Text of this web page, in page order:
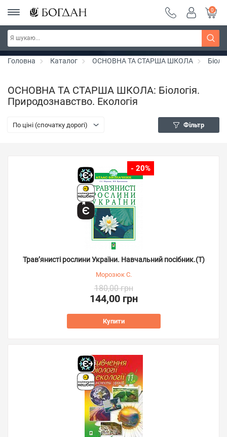
РОЗПРОДАЖ ~ 150 грн ~ 200 грн ~ 250 грн ~
300 грн ~ РОЗПРОДАЖ
Дізнатись більше
0
Головна Каталог ОСНОВНА ТА СТАРША ШКОЛА
ОСНОВНА ТА СТАРША ШКОЛА: Біологія.
Природознавство. Екологія
По ціні (спочатку дорогі) Фільтр
- 20%
Трав’янисті рослини України. Навчальний посібник.(Т)
Морозюк С.
180,00 грн
144,00 грн
Купити